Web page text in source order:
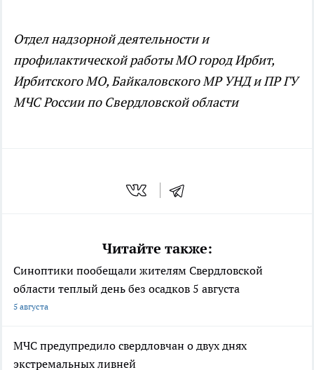
Отдел надзорной деятельности и
профилактической работы МО город Ирбит,
Ирбитского МО, Байкаловского МР УНД и ПР ГУ
МЧС России по Свердловской области
Читайте также:
Синоптики пообещали жителям Свердловской
области теплый день без осадков 5 августа
5 августа
МЧС предупредило свердловчан о двух днях
экстремальных ливней